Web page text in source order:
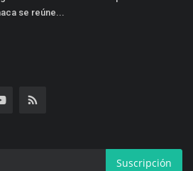
se reúne...
Suscripción